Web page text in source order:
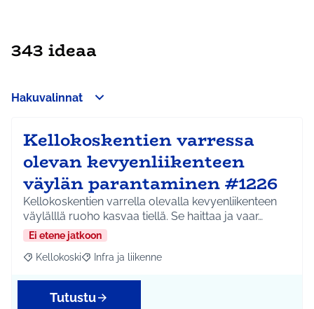
343 ideaa
Hakuvalinnat
Kellokoskentien varressa
olevan kevyenliikenteen
väylän parantaminen #1226
Kellokoskentien varrella olevalla kevyenliikenteen
väylälllä ruoho kasvaa tiellä. Se haittaa ja vaar…
Ei etene jatkoon
Rajaa tulokset aihepiirin mukaan: Kellokoski
Kellokoski Rajaa tulokset teeman mukaan: Infra ja liikenne
Infra ja liikenne
Tutustu